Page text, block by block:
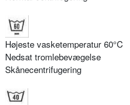
Højeste vasketemperatur 60°C
Nedsat tromlebevægelse
Skånecentrifugering